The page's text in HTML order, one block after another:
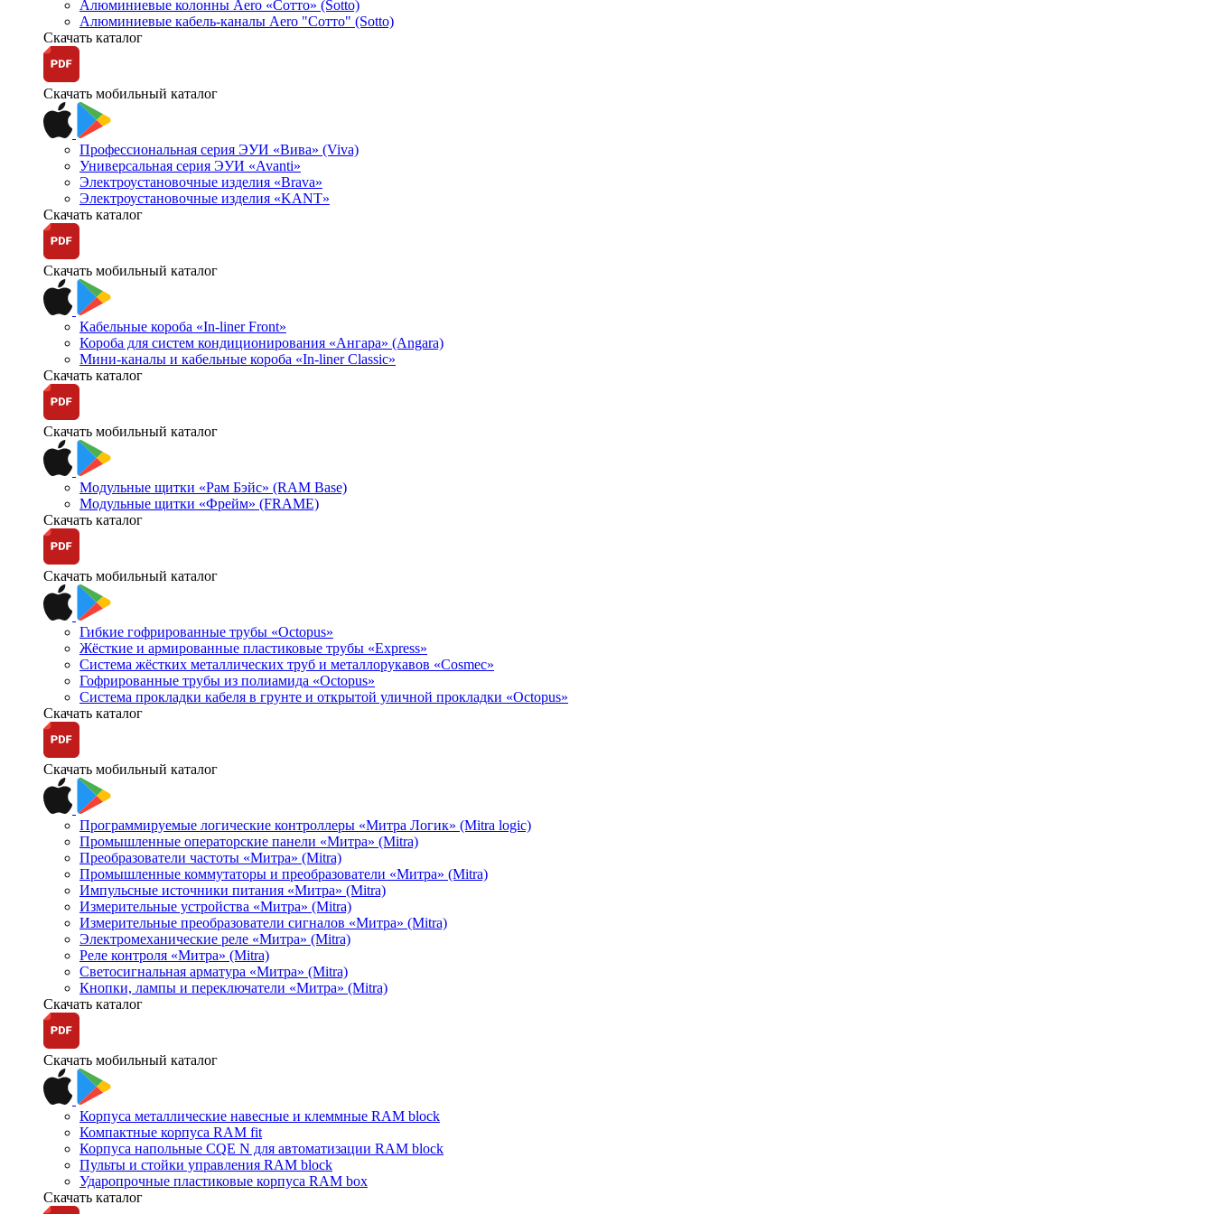
Алюминиевые колонны Aero «Сотто» (Sotto)
Алюминиевые кабель-каналы Aero "Сотто" (Sotto)
Скачать каталог
Скачать мобильный каталог
Профессиональная серия ЭУИ «Вива» (Viva)
Универсальная серия ЭУИ «Avanti»
Электроустановочные изделия «Brava»
Электроустановочные изделия «KANT»
Скачать каталог
Скачать мобильный каталог
Кабельные короба «In-liner Front»
Короба для систем кондиционирования «Ангара» (Angara)
Мини-каналы и кабельные короба «In-liner Classic»
Скачать каталог
Скачать мобильный каталог
Модульные щитки «Рам Бэйс» (RAM Base)
Модульные щитки «Фрейм» (FRAME)
Скачать каталог
Скачать мобильный каталог
Гибкие гофрированные трубы «Octopus»
Жёсткие и армированные пластиковые трубы «Express»
Система жёстких металлических труб и металлорукавов «Cosmec»
Гофрированные трубы из полиамида «Octopus»
Система прокладки кабеля в грунте и открытой уличной прокладки «Octopus»
Скачать каталог
Скачать мобильный каталог
Программируемые логические контроллеры «Митра Логик» (Mitra logic)
Промышленные операторские панели «Митра» (Mitra)
Преобразователи частоты «Митра» (Mitra)
Промышленные коммутаторы и преобразователи «Митра» (Mitra)
Импульсные источники питания «Митра» (Mitra)
Измерительные устройства «Митра» (Mitra)
Измерительные преобразователи сигналов «Митра» (Mitra)
Электромеханические реле «Митра» (Mitra)
Реле контроля «Митра» (Mitra)
Светосигнальная арматура «Митра» (Mitra)
Кнопки, лампы и переключатели «Митра» (Mitra)
Скачать каталог
Скачать мобильный каталог
Корпуса металлические навесные и клеммные RAM block
Компактные корпуса RAM fit
Корпуса напольные CQE N для автоматизации RAM block
Пульты и стойки управления RAM block
Ударопрочные пластиковые корпуса RAM box
Скачать каталог